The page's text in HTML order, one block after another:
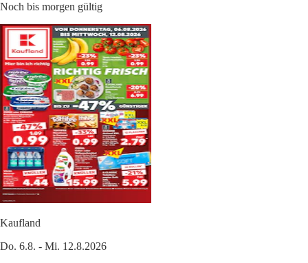
Noch bis morgen gültig
Kaufland
Do. 6.8. - Mi. 12.8.2026